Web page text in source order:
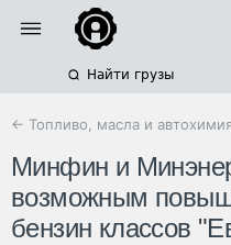
Найти грузы
← Топливо, масла и
Минфин и
возможным
бензин классов